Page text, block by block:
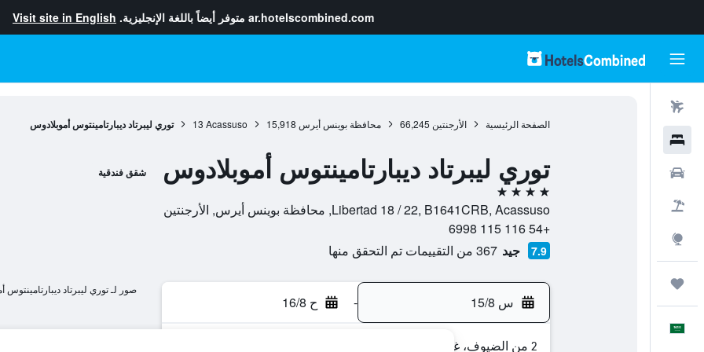
ar.hotelscombined.com متوفر أيضاً باللغة الإنجليزية. Visit site in English
الصفحة الرئيسية الأرجنتين 66,245 محافظة بوينس أيرس 15,918
Acassuso
13 توري ليبرتاد ديبارتامينتوس أموبلادوس
توري ليبرتاد ديبارتامينتوس أموبلادوس شقق فندقية
4 نجوم
Libertad 18 / 22, B1641CRB, Acassuso, محافظة بوينس أيرس, الأرجنتين
+54 116 115 6998
7.9 جيد 367 من التقييمات تم التحقق منها
س 15/8 - ح 16/8
2 من الضيوف، غرفة واحدة
صور لـ توري ليبرتاد ديبارتامينتوس